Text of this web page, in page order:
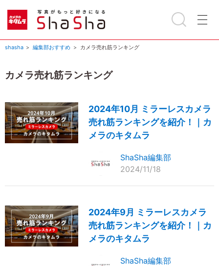
shasha 編集部おすすめ カメラ売れ筋ランキング
カメラ売れ筋ランキング
2024年10月 ミラーレスカメラ
売れ筋ランキングを紹介！｜カ
メラのキタムラ
ShaSha編集部
2024/11/18
2024年9月 ミラーレスカメラ
売れ筋ランキングを紹介！｜カ
メラのキタムラ
ShaSha編集部